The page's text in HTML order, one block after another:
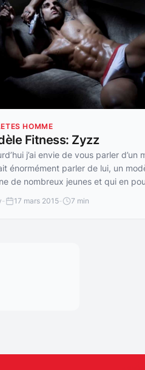
HOMME
Fitness: Zyzz
j’ai envie de vous parler d’un
énormément parler de lui, un
de nombreux jeunes et qui en
- 17 mars 2015- 7 min